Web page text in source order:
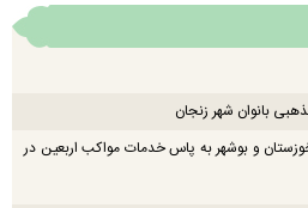
بانوان شهر زنجان
و بوشهر به پاس خدمات مواکب اربعین در